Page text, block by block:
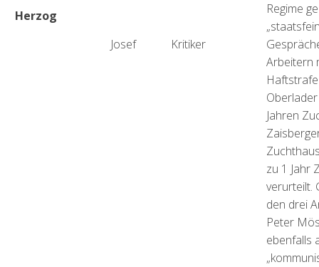
Herzog
Josef
Kritiker
Regime
Arbeitern
Jahren
zu 1 Jahr
verurteilt.
den drei
Peter
ebenfalls